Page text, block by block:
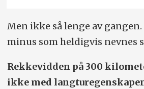
Men ikke så lenge av gangen.
minus som heldigvis nevnes
Rekkevidden på 300
ikke med